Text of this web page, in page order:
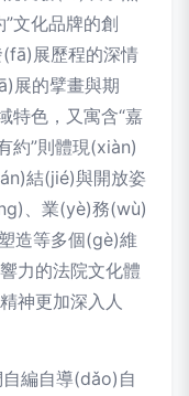
文化品牌的創
展歷程的深情
展的擘畫與期
特色，又寓含“嘉
約”則體現(xiàn)
結(jié)與開放姿
、業(yè)務(wù)
造等多個(gè)維
力的法院文化體
神更加深入人
編自導(dǎo)自